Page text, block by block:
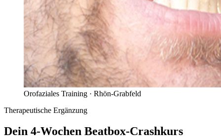
Orofaziales Training · Rhön-Grabfeld
Therapeutische Ergänzung
Dein 4-Wochen Beatbox-Crashkurs